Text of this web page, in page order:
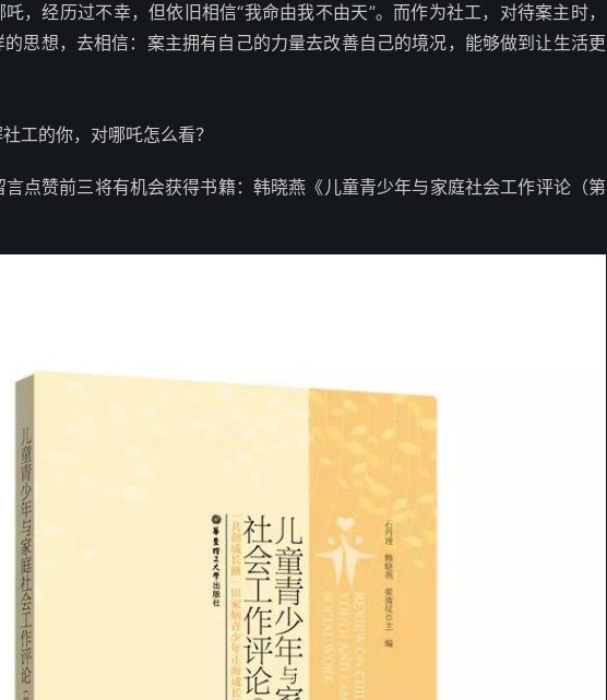
，经历过不幸，但依旧相信“我命由我不由天”。而作为社工，对待案主时，
思想，去相信：案主拥有自己的力量去改善自己的境况，能够做到让生活更
工的你，对哪吒怎么看？
点赞前三将有机会获得书籍：韩晓燕《儿童青少年与家庭社会工作评论（第